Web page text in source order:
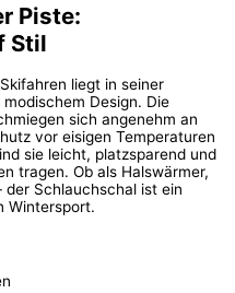
Piste:
Stil
liegt in seiner
Design. Die
sich angenehm an
vor eisigen Temperaturen
sie leicht, platzsparend und
tragen. Ob als Halswärmer,
der Schlauchschal ist ein
Wintersport.